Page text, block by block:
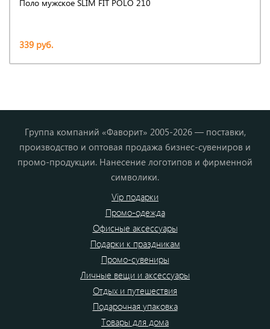
Поло мужское SLIM FIT POLO 210
339 руб.
Группа компаний «Фаворит» 2005-2026 — поставки,
производство и оптовая продажа бизнес-сувениров и
промо-продукции. Нанесение логотипов и фирменной
символики.
Vip подарки
Промо-одежда
Офисные аксессуары
Подарки к праздникам
Промо-сувениры
Личные вещи и аксессуары
Отдых и путешествия
Подарочная упаковка
Товары для дома